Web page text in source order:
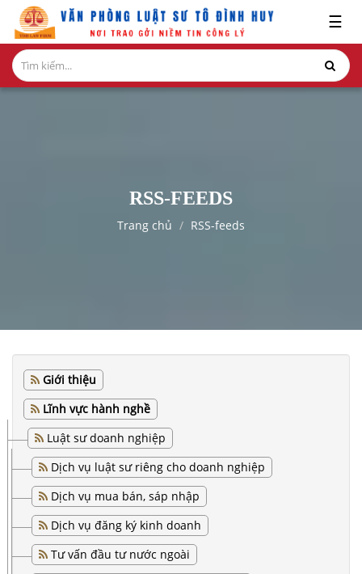
GIỚI
THIỆU
VỤ
VĂN
BẢN
THỦ
TỤC
LIÊN
HỆ
☰
RSS-FEEDS
Trang chủ RSS-feeds
Giới thiệu
Lĩnh vực hành nghề
Luật sư doanh nghiệp
Dịch vụ luật sư riêng cho doanh nghiệp
Dịch vụ mua bán, sáp nhập
Dịch vụ đăng ký kinh doanh
Tư vấn đầu tư nước ngoài